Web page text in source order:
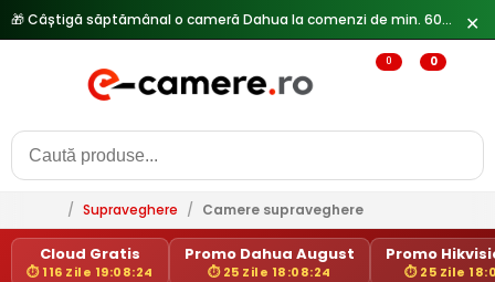
✕
0 0
/ Supraveghere / Camere supraveghere
Cloud Gratis
⏱ 116 Zile 19:08:24
Promo Dahua August
⏱ 25 Zile 18:08:24
Promo
⏱ 25 Zile